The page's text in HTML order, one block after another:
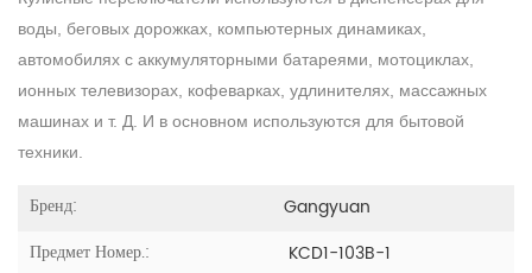
воды, беговых дорожках, компьютерных динамиках,
автомобилях с аккумуляторными батареями, мотоциклах,
ионных телевизорах, кофеварках, удлинителях, массажных
машинах и т. Д. И в основном используются для бытовой
техники.
Бренд:
Gangyuan
Предмет Номер.:
KCD1-103B-1